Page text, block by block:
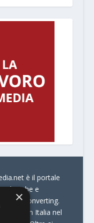
è il portale
e
e di converting.
opera in Italia nel
×